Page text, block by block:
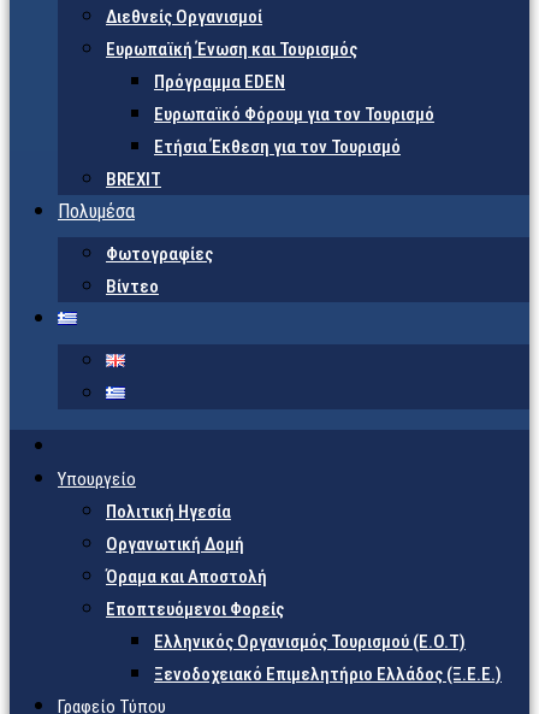
Διεθνείς Οργανισμοί
Ευρωπαϊκή Ένωση και Τουρισμός
Πρόγραμμα EDEN
Ευρωπαϊκό Φόρουμ για τον Τουρισμό
Ετήσια Έκθεση για τον Τουρισμό
BREXIT
Πολυμέσα
Φωτογραφίες
Βίντεο
Υπουργείο
Πολιτική Ηγεσία
Οργανωτική Δομή
Όραμα και Αποστολή
Εποπτευόμενοι Φορείς
Eλληνικός Οργανισμός Τουρισμού (Ε.Ο.Τ)
Ξενοδοχειακό Επιμελητήριο Ελλάδος (Ξ.Ε.Ε.)
Γραφείο Τύπου